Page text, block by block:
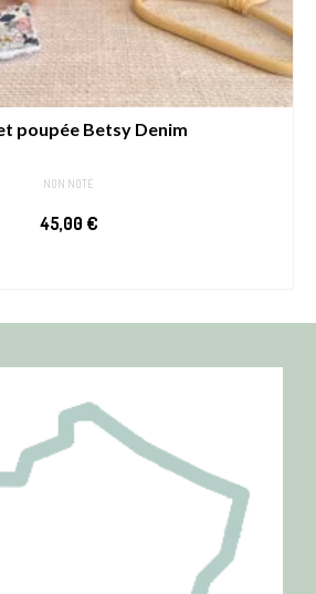
poupée Betsy Denim
NON NOTÉ
45,00 €